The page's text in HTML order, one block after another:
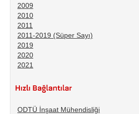
2009
2010
2011
2011-2019 (Süper Sayı)
2019
2020
2021
ODTÜ İnşaat Mühendisliği